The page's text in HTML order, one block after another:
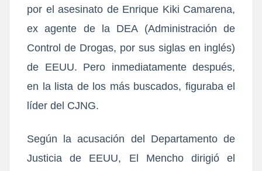
por el asesinato de Enrique Kiki Camarena,
ex agente de la DEA (Administración de
Control de Drogas, por sus siglas en inglés)
de EEUU. Pero inmediatamente después,
en la lista de los más buscados, figuraba el
líder del CJNG.
Según la acusación del Departamento de
Justicia de EEUU, El Mencho dirigió el